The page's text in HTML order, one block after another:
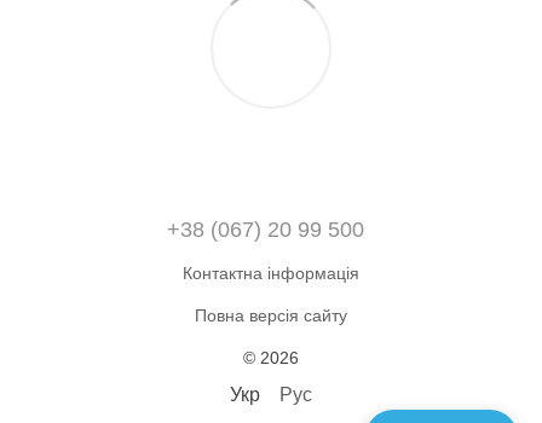
+38 (067) 20 99 500
Контактна інформація
Повна версія сайту
© 2026
Укр Рус